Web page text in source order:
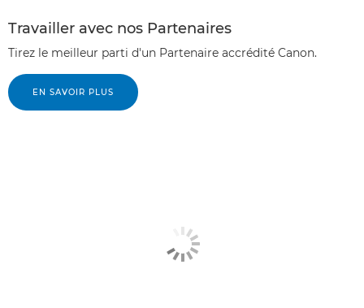
Travailler avec nos Partenaires
Tirez le meilleur parti d'un Partenaire accrédité Canon.
EN SAVOIR PLUS